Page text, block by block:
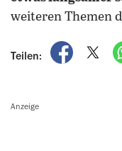
weiteren Themen
Teilen:
auf
Anzeige